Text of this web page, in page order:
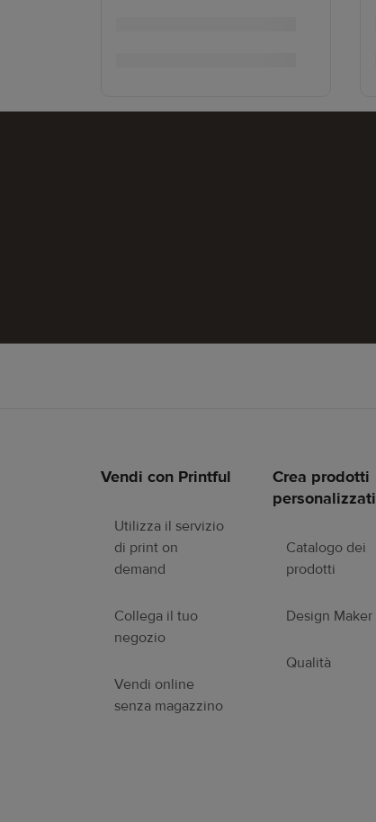
Link
pagina
Vendi con Printful
Utilizza il servizio
di print on
demand
Collega il tuo
negozio
Vendi online
senza magazzino
Crea prodotti
personalizzati
Catalogo dei
prodotti
Design Maker
Qualità